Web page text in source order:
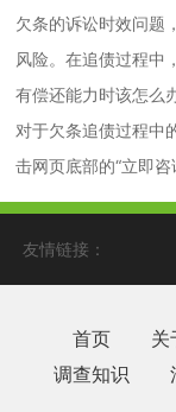
欠条的诉讼时效问题
风险。在追债过程中
有偿还能力时该怎么
对于欠条追债过程中
击网页底部的“立即
友情链接：
首页 关
调查知识